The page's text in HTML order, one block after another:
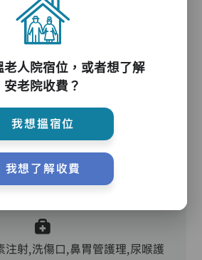
,防滑扶手,助行器/拐杖,輪椅
,護理員,保健員,到診醫生
核派藥、量度生命表徵、協助沐
注射,洗傷口,鼻胃管護理,尿喉護
老人院宿位，或者想了解
安老院收費？
我想搵宿位
我想了解收費